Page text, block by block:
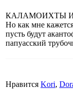
КАЛАМОИХТЫ
Но как мне
пусть будут
папуасский
Нравится Kori,